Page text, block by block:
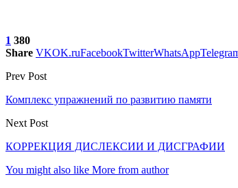
1 380
Share VKOK.ruFacebookTwitterWhatsApp
Prev Post
Комплекс упражнений по развитию памяти
Next Post
КОРРЕКЦИЯ ДИСЛЕКСИИ И ДИСГРАФИИ
You might also like More from author